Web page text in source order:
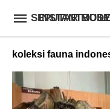
koleksi fauna